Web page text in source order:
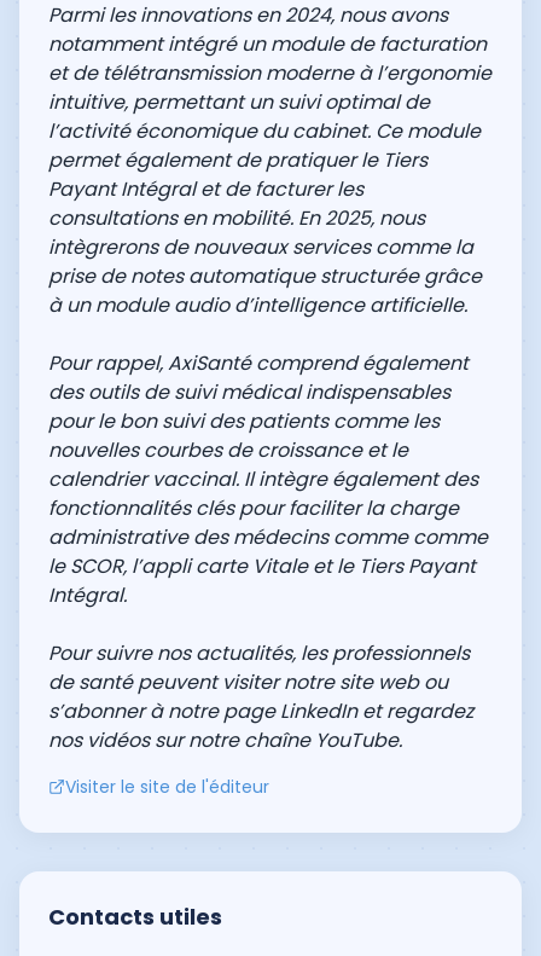
Parmi les innovations en 2024, nous avons
notamment intégré un module de facturation
et de télétransmission moderne à l’ergonomie
intuitive, permettant un suivi optimal de
l’activité économique du cabinet. Ce module
permet également de pratiquer le Tiers
Payant Intégral et de facturer les
consultations en mobilité. En 2025, nous
intègrerons de nouveaux services comme la
prise de notes automatique structurée grâce
à un module audio d’intelligence artificielle.
Pour rappel, AxiSanté comprend également
des outils de suivi médical indispensables
pour le bon suivi des patients comme les
nouvelles courbes de croissance et le
calendrier vaccinal. Il intègre également des
fonctionnalités clés pour faciliter la charge
administrative des médecins comme comme
le SCOR, l’appli carte Vitale et le Tiers Payant
Intégral.
Pour suivre nos actualités, les professionnels
de santé peuvent visiternotre site webou
s’abonner ànotre page LinkedInet regardez
nos vidéos surnotre chaîne YouTube.
Visiter le site de l'éditeur
Contacts utiles